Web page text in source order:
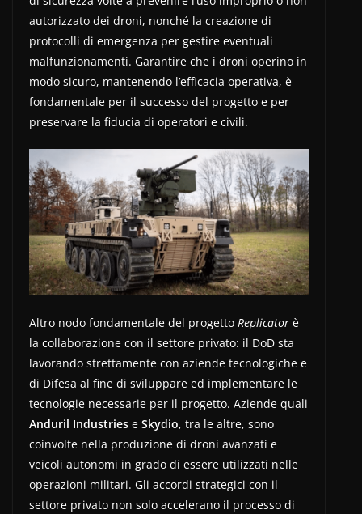
autorizzato dei droni, nonché la creazione di
protocolli di emergenza per gestire eventuali
malfunzionamenti. Garantire che i droni operino in
modo sicuro, mantenendo l’efficacia operativa, è
fondamentale per il successo del progetto e per
preservare la fiducia di operatori e civili.
Altro nodo fondamentale del progetto Replicator è
la collaborazione con il settore privato: il DoD sta
lavorando strettamente con aziende tecnologiche e
di Difesa al fine di sviluppare ed implementare le
tecnologie necessarie per il progetto. Aziende quali
Anduril Industries e Skydio, tra le altre, sono
coinvolte nella produzione di droni avanzati e
veicoli autonomi in grado di essere utilizzati nelle
operazioni militari. Gli accordi strategici con il
settore privato non solo accelerano il processo di